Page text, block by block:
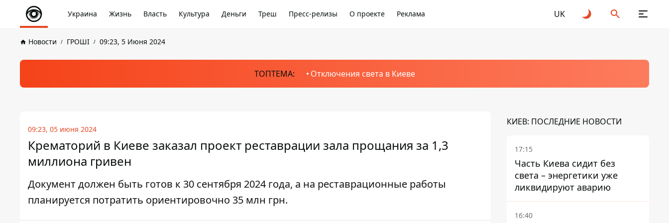
Украина Жизнь Власть Культура Деньги Треш Пресс-релизы О проекте Реклама UK
Новости ГРОШІ 09:23, 5 Июня 2024
ТОПТЕМА: Отключения света в Киеве
09:23, 05 июня 2024
Крематорий в Киеве заказал проект реставрации зала прощания за 1,3
миллиона гривен
Документ должен быть готов к 30 сентября 2024 года, а на реставрационные работы
планируется потратить ориентировочно 35 млн грн.
КИЕВ: ПОСЛЕДНИЕ НОВОСТИ
17:15
Часть Киева сидит без
света – энергетики уже
ликвидируют аварию
16:40